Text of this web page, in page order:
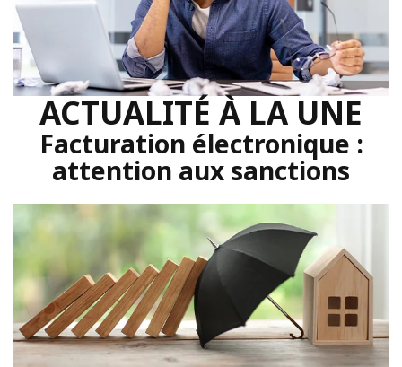
ACTUALITÉ À LA UNE
Facturation électronique :
attention aux sanctions